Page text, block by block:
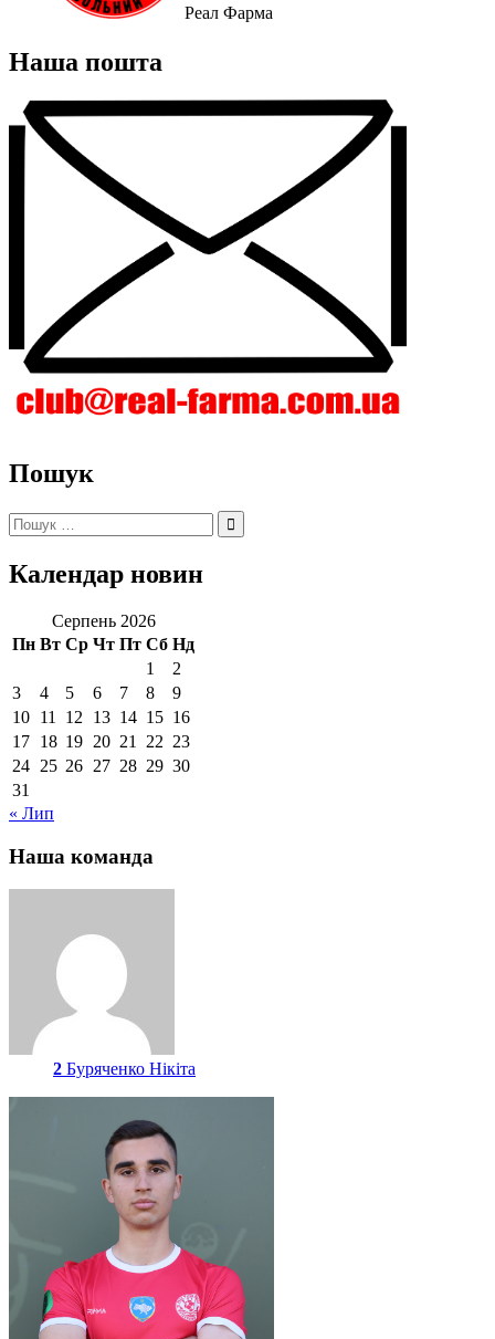
Реал Фарма
Наша пошта
Пошук
Пошук:
Календар новин
Серпень 2026
Пн Вт Ср Чт Пт Сб Нд
1
2
3
4 5 6 7 8
9
10 11 12 13 14 15 16
17 18 19 20 21 22 23
24 25 26 27 28 29 30
31
« Лип
Наша команда
2 Буряченко Нікіта